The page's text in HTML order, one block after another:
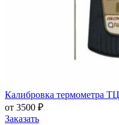
Калибровка термометра
от 3500 ₽
Заказать